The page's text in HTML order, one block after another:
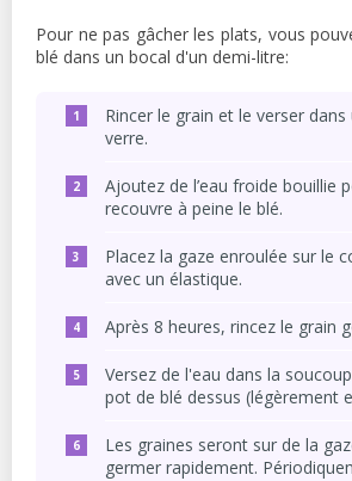
Pour ne pas gâcher les plats, vous
blé dans un bocal d'un demi-litre:
Rincer le grain et le verser
verre.
Ajoutez de l’eau froide bouillie
recouvre à peine le blé.
Placez la gaze enroulée sur le
avec un élastique.
Après 8 heures, rincez le grain
Versez de l'eau dans la
pot de blé dessus (légèrement
Les graines seront sur de la
germer rapidement.